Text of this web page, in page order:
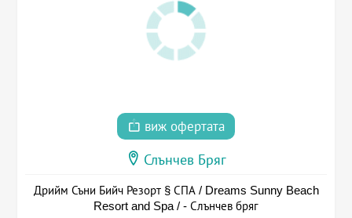
виж офертата
Слънчев Бряг
Дрийм Съни Бийч Резорт § СПА / Dreams Sunny Beach
Resort and Spa / - Слънчев бряг